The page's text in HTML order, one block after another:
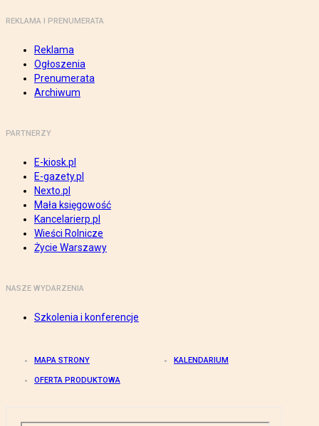
REKLAMA I PRENUMERATA
Reklama
Ogłoszenia
Prenumerata
Archiwum
PARTNERZY
E-kiosk.pl
E-gazety.pl
Nexto.pl
Mała księgowość
Kancelarierp.pl
Wieści Rolnicze
Życie Warszawy
NASZE WYDARZENIA
Szkolenia i konferencje
MAPA STRONY KALENDARIUM
OFERTA PRODUKTOWA